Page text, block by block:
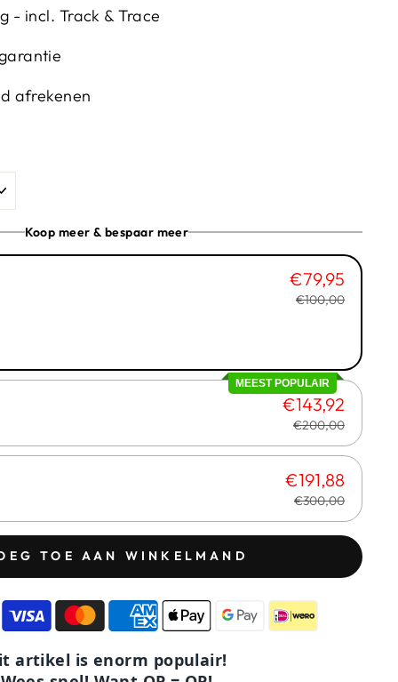
- incl. Track & Trace
afrekenen
Koop meer & bespaar meer
€79,95
€100,00
MEEST POPULAIR
€143,92
€200,00
€191,88
€300,00
TOE AAN WINKELMAND
artikel is enorm populair!